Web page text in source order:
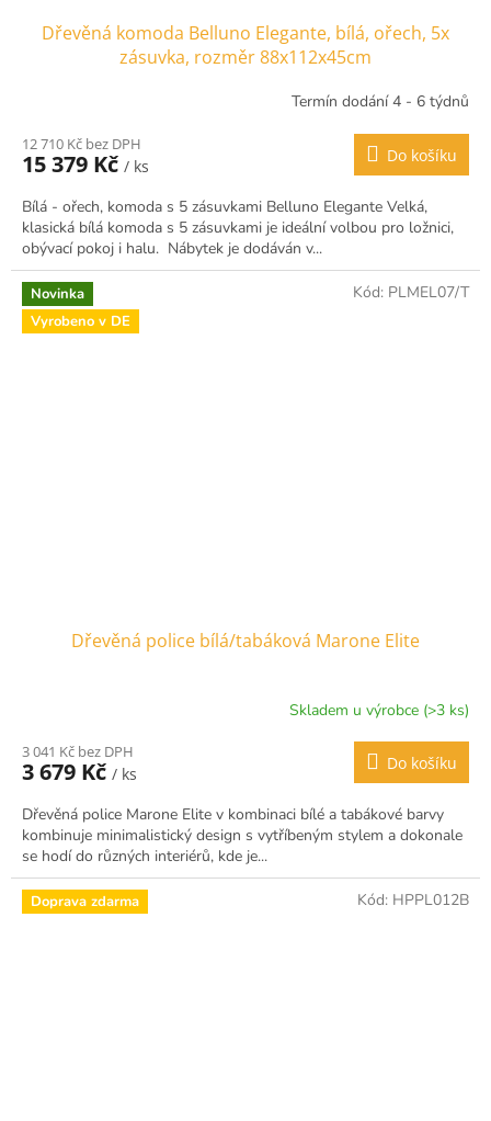
Dřevěná komoda Belluno Elegante, bílá, ořech, 5x
zásuvka, rozměr 88x112x45cm
Termín dodání 4 - 6 týdnů
12 710 Kč bez DPH
15 379 Kč / ks
Do košíku
Bílá - ořech, komoda s 5 zásuvkami Belluno Elegante Velká,
klasická bílá komoda s 5 zásuvkami je ideální volbou pro ložnici,
obývací pokoj i halu. Nábytek je dodáván v...
Novinka
Vyrobeno v DE
Dřevěná police bílá/tabáková Marone Elite
Skladem u výrobce (>3 ks)
3 041 Kč bez DPH
3 679 Kč / ks
Do košíku
Dřevěná police Marone Elite v kombinaci bílé a tabákové barvy
kombinuje minimalistický design s vytříbeným stylem a dokonale
se hodí do různých interiérů, kde je...
Kód: PLMEL07/T
Doprava zdarma Kód: HPPL012B